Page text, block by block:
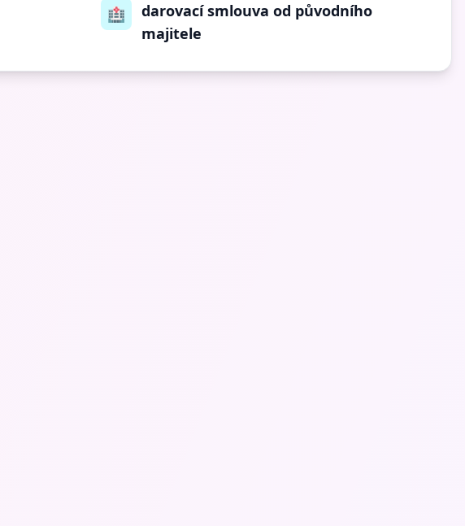
🏥
darovací smlouva od původního
majitele